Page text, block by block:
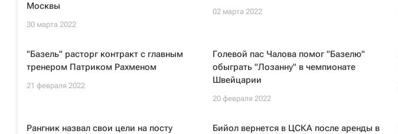
Москвы
30 марта 2022
02 марта 2022
"Базель" расторг контракт с главным
тренером Патриком Рахменом
21 февраля 2022
Голевой пас Чалова помог "Базелю"
обыграть "Лозанну" в чемпионате
Швейцарии
20 февраля 2022
Рангник назвал свои цели на посту
Бийол вернется в ЦСКА после аренды в